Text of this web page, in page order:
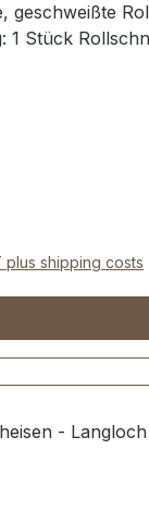
geschweißte
1 Stück
plus shipping costs